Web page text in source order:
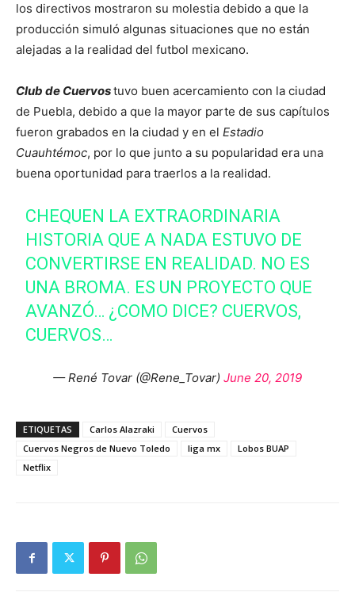
los directivos mostraron su molestia debido a que la
producción simuló algunas situaciones que no están
alejadas a la realidad del futbol mexicano.
Club de Cuervostuvo buen acercamiento con la ciudad
de Puebla, debido a que la mayor parte de sus capítulos
fueron grabados en la ciudad y en el Estadio
Cuauhtémoc, por lo que junto a su popularidad era una
buena oportunidad para traerlos a la realidad.
CHEQUEN LA EXTRAORDINARIA
HISTORIA QUE A NADA ESTUVO DE
CONVERTIRSE EN REALIDAD. NO ES
UNA BROMA. ES UN PROYECTO QUE
AVANZÓ… ¿COMO DICE? CUERVOS,
CUERVOS…
— René Tovar (@Rene_Tovar) June 20, 2019
ETIQUETAS Carlos Alazraki
Cuervos
Cuervos Negros de Nuevo Toledo
liga mx
Lobos BUAP
Netflix